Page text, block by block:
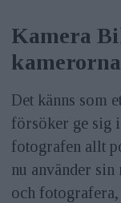
Kamera
kamerorna
Det känns som
försöker ge sig i
fotografen allt
nu använder
och fotografera,